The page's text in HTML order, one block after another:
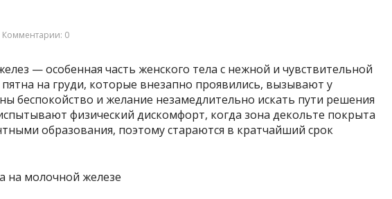
Комментарии: 0
— особенная часть женского тела с нежной и чувствительной
на груди, которые внезапно проявились, вызывают у
беспокойство и желание незамедлительно искать пути решения
физический дискомфорт, когда зона декольте покрыта
образования, поэтому стараются в кратчайший срок